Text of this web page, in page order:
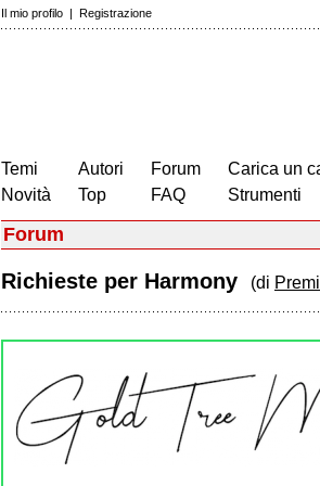
Il mio profilo | Registrazione
Temi
Novità
Autori
Top
Forum
FAQ
Carica un
Strumenti
Forum
Richieste per Harmony (di